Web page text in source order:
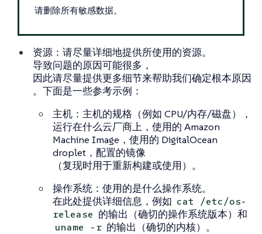
请删除所有敏感数据。
资源 ：请尽量详细地提供所使用的资源。
导致问题的原因可能很多，
因此请尽量提供更多细节来帮助我们确定根本原因
。下面是一些参考示例：
主机 ：主机的规格（例如 CPU/内存/磁盘），
运行在什么云厂商上，使用的 Amazon
Machine Image，使用的 DigitalOcean
droplet，配置的镜像
（复现时用于重新构建或使用）。
操作系统 ：使用的是什么操作系统。
在此处提供详细信息，例如 cat /etc/os-
release 的输出（确切的操作系统版本）和
uname -r 的输出（确切的内核）。